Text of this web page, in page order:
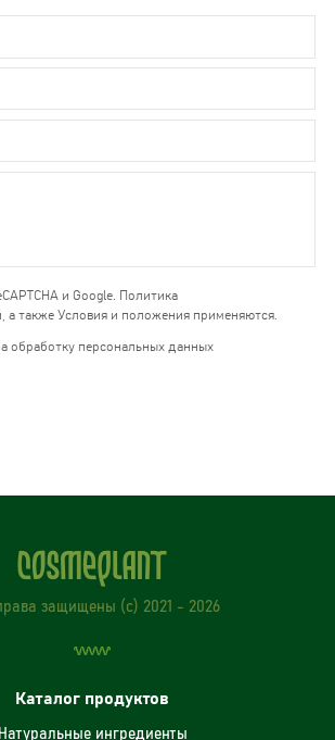
и Google. Политика
а также Условия и положения применяются.
обработку персональных данных
защищены (с) 2021 - 2026
Каталог продуктов
Натуральные ингредиенты